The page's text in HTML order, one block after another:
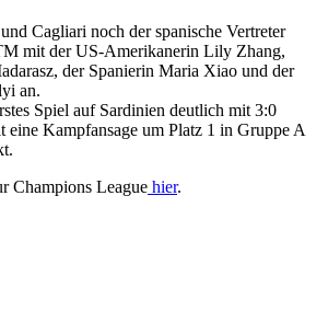
Cagliari noch der spanische Vertreter
mit der US-Amerikanerin Lily Zhang,
der Spanierin Maria Xiao und der
an.
Spiel auf Sardinien deutlich mit 3:0
eine Kampfansage um Platz 1 in Gruppe A
Champions League hier.